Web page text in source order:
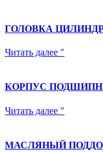
ГОЛОВКА
Читать далее "
КОРПУС
Читать далее "
МАСЛЯНЫЙ